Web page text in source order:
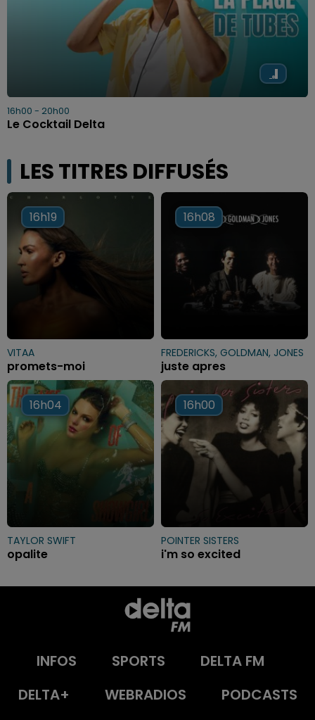
16h00 - 20h00
Le Cocktail Delta
LES TITRES DIFFUSÉS
16h19
16h19
VITAA
promets-moi
16h08
16h08
FREDERICKS, GOLDMAN, JONES
juste apres
16h04
16h04
TAYLOR SWIFT
opalite
16h00
16h00
POINTER SISTERS
i'm so excited
INFOS SPORTS
DELTA FM
DELTA+
WEBRADIOS
PODCASTS